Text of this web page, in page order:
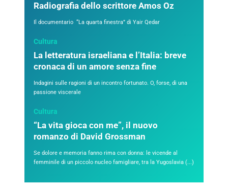
Radiografia dello scrittore Amos Oz
Il documentario “La quarta finestra” di Yair Qedar
Cultura
La letteratura israeliana e l’Italia: breve
cronaca di un amore senza fine
Indagini sulle ragioni di un incontro fortunato. O, forse, di una
passione viscerale
Cultura
“La vita gioca con me”, il nuovo
romanzo di David Grossman
Se dolore e memoria fanno rima con donna: le vicende al
femminile di un piccolo nucleo famigliare, tra la Yugoslavia (...)